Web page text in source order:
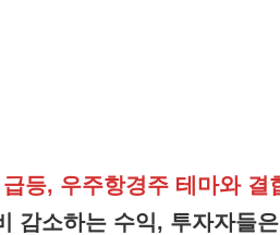
등, 우주항경주 테마와 결
감소하는 수익, 투자자들